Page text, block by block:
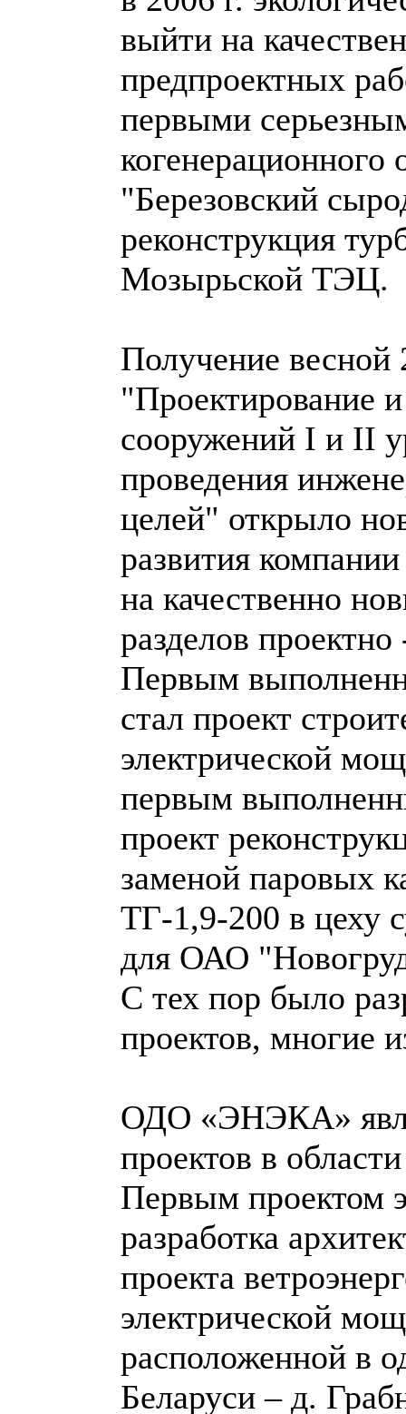
выйти на
предпроектных
первыми
"Березовский
реконструкция
Мозырьской ТЭЦ.
Получение весной
"Проектирование
сооружений I и II
проведения
целей" открыло
развития
на качественно
разделов
Первым
стал проект
электрической
первым
проект
заменой паровых
ТГ-1,9-200 в цеху
для ОАО
С тех пор было
проектов, многие
ОДО «ЭНЭКА»
проектов в
Первым проектом
разработка
проекта
электрической
расположенной в
Беларуси – д.